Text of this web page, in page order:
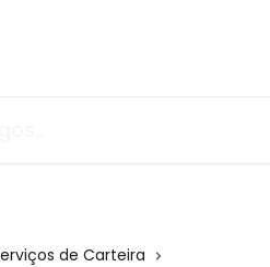
de Carteira